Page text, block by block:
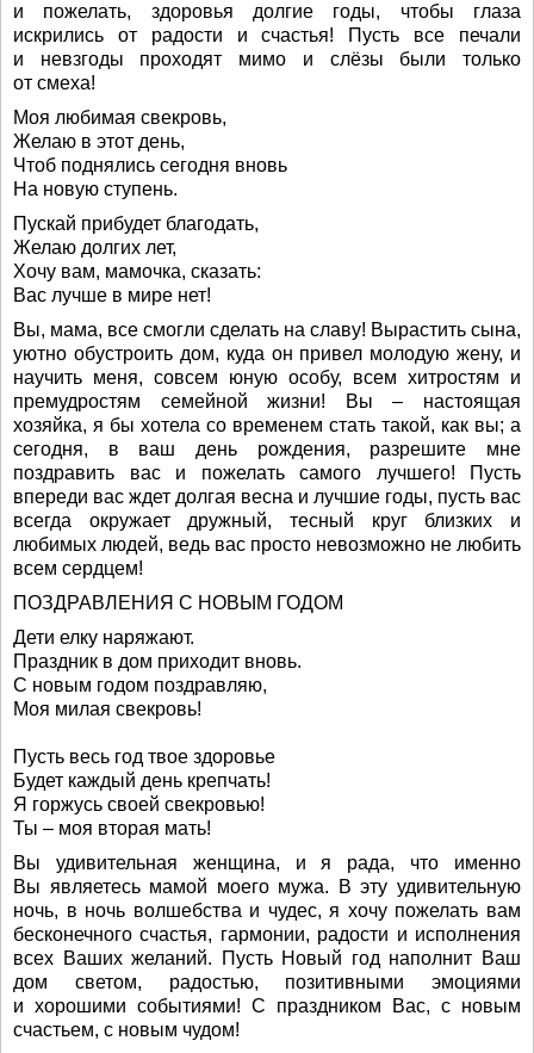
и пожелать, здоровья долгие годы, чтобы глаза
искрились от радости и счастья! Пусть все печали
и невзгоды проходят мимо и слёзы были только
от смеха!
Моя любимая свекровь,
Желаю в этот день,
Чтоб поднялись сегодня вновь
На новую ступень.
Пускай прибудет благодать,
Желаю долгих лет,
Хочу вам, мамочка, сказать:
Вас лучше в мире нет!
Вы, мама, все смогли сделать на славу! Вырастить сына,
уютно обустроить дом, куда он привел молодую жену, и
научить меня, совсем юную особу, всем хитростям и
премудростям семейной жизни! Вы – настоящая
хозяйка, я бы хотела со временем стать такой, как вы; а
сегодня, в ваш день рождения, разрешите мне
поздравить вас и пожелать самого лучшего! Пусть
впереди вас ждет долгая весна и лучшие годы, пусть вас
всегда окружает дружный, тесный круг близких и
любимых людей, ведь вас просто невозможно не любить
всем сердцем!
ПОЗДРАВЛЕНИЯ С НОВЫМ ГОДОМ
Дети елку наряжают.
Праздник в дом приходит вновь.
С новым годом поздравляю,
Моя милая свекровь!
Пусть весь год твое здоровье
Будет каждый день крепчать!
Я горжусь своей свекровью!
Ты – моя вторая мать!
Вы удивительная женщина, и я рада, что именно
Вы являетесь мамой моего мужа. В эту удивительную
ночь, в ночь волшебства и чудес, я хочу пожелать вам
бесконечного счастья, гармонии, радости и исполнения
всех Ваших желаний. Пусть Новый год наполнит Ваш
дом светом, радостью, позитивными эмоциями
и хорошими событиями! С праздником Вас, с новым
счастьем, с новым чудом!